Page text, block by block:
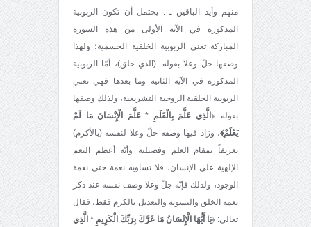
منهم وأيد الباقين ـ : يحتمل أن تكون الربوبية
المذكورة في الآية الأولی من هذه السورة
المباركة تعني الربوبية الخلقية الجسمية؛ ولهذا
وصفها جلّ وعلا بقوله: (الذي خلق)، أمّا الربوبية
المذكورة في الآية الثانية وما بعدها فهي تعني
الربوبية الخلقية الروحية التشريعية، ولذلك وصفها
بقوله: ﴿الَّذِي عَلَّمَ بِالْقَلَمِ *عَلَّمَ الْإِنْسَانَ مَا لَمْ
يَعْلَمْ﴾، وزاد فيها وصفه جلّ وعلا لنفسه (بالأكرم)
تعريفاً بمقام العلم وفضيلته وأنّه أعظم النعم
الإلهية على الإنسان، فلا تساويه نعمة حتى نعمة
الوجود، ولذلك فإنّه جلّ وعلا وصف نفسه عند ذكر
نعمة الخلق والتسوية والتعديل بالكرم فقط، فقال
تعالى: ﴿يَا أَيُّهَا الْإِنْسَانُ مَا غَرَّكَ بِرَبِّكَ الْكَرِيمِ * الَّذِي